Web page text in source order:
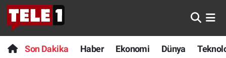
Son Dakika Haber Ekonomi Dünya
Anında Manşet
Son Dakika
Nöbetçi Eczaneler